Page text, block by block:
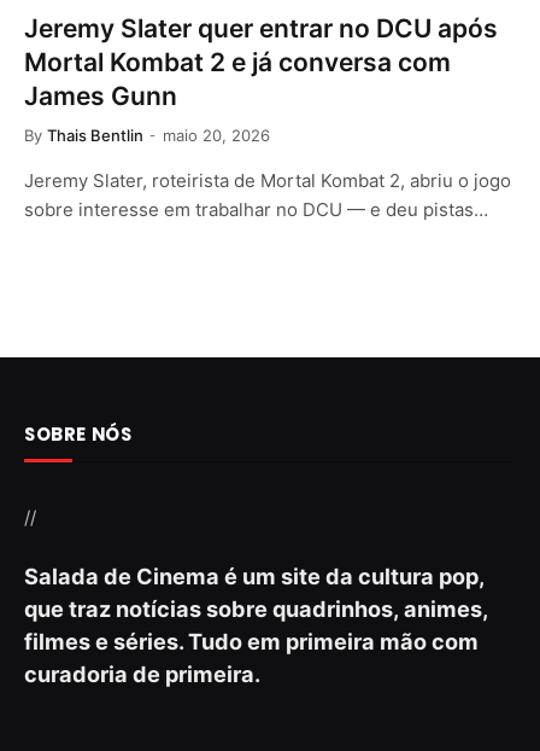
Jeremy Slater quer entrar no DCU após
Mortal Kombat 2 e já conversa com
James Gunn
By Thais Bentlin maio 20, 2026
Jeremy Slater, roteirista de Mortal Kombat 2, abriu o jogo
sobre interesse em trabalhar no DCU — e deu pistas…
SOBRE NÓS
//
Salada de Cinema é um site da cultura pop,
que traz notícias sobre quadrinhos, animes,
filmes e séries. Tudo em primeira mão com
curadoria de primeira.